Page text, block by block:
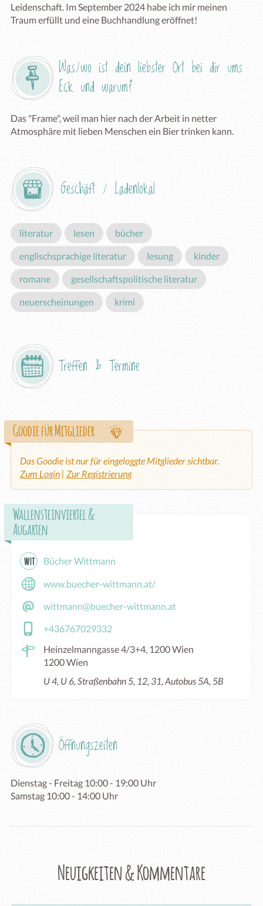
Leidenschaft. Im September 2024 habe ich mir meinen
Traum erfüllt und eine Buchhandlung eröffnet!
Was/wo ist dein liebster Ort bei dir ums
Eck und warum?
Das "Frame", weil man hier nach der Arbeit in netter
Atmosphäre mit lieben Menschen ein Bier trinken kann.
Geschäft / Ladenlokal
literatur lesen bücher
englischsprachige literatur lesung kinder
romane gesellschaftspolitische literatur
neuerscheinungen krimi
Treffen & Termine
Goodie für Mitglieder
Das Goodie ist nur für eingeloggte Mitglieder sichtbar.
Zum Login | Zur Registrierung
Wallensteinviertel &
Augarten
Bücher Wittmann
www.buecher-wittmann.at/
wittmann@buecher-wittmann.at
+436767029332
Heinzelmanngasse 4/3+4, 1200 Wien
1200 Wien
U 4, U 6, Straßenbahn 5, 12, 31, Autobus 5A, 5B
Öffnungszeiten
Dienstag - Freitag 10:00 - 19:00 Uhr
Samstag 10:00 - 14:00 Uhr
Neuigkeiten & Kommentare